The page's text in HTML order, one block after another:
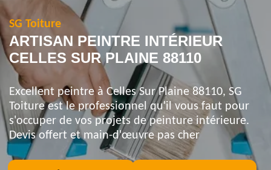
SG Toiture
ARTISAN PEINTRE INTÉRIEUR
CELLES SUR PLAINE 88110
Excellent peintre à Celles Sur Plaine 88110, SG
Toiture est le professionnel qu'il vous faut pour
s'occuper de vos projets de peinture intérieure.
Devis offert et main-d'œuvre pas cher